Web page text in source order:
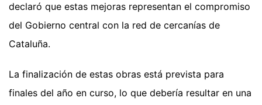
declaró que estas mejoras representan el compromiso
del Gobierno central con la red de cercanías de
Cataluña.
La finalización de estas obras está prevista para
finales del año en curso, lo que debería resultar en una